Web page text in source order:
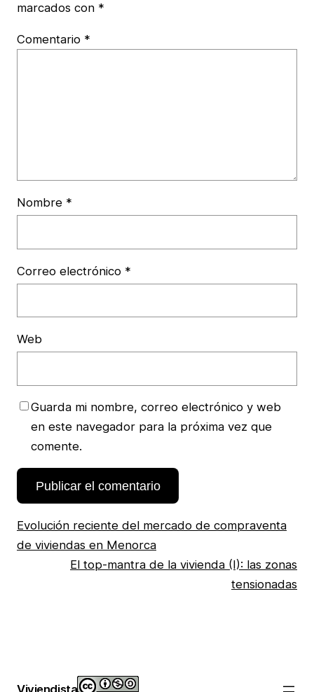
marcados con *
Comentario *
Nombre *
Correo electrónico *
Web
Guarda mi nombre, correo electrónico y web
en este navegador para la próxima vez que
comente.
Evolución reciente del mercado de compraventa
de viviendas en Menorca
El top-mantra de la vivienda (I): las zonas
tensionadas